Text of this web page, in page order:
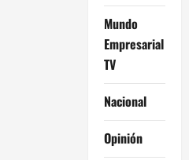
Mundo
Empresarial
TV
Nacional
Opinión